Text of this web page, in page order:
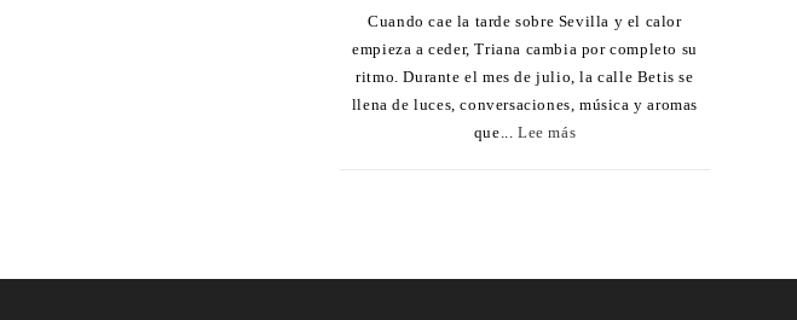
Cuando cae la tarde sobre Sevilla y el calor
empieza a ceder, Triana cambia por completo su
ritmo. Durante el mes de julio, la calle Betis se
llena de luces, conversaciones, música y aromas
que... Lee más